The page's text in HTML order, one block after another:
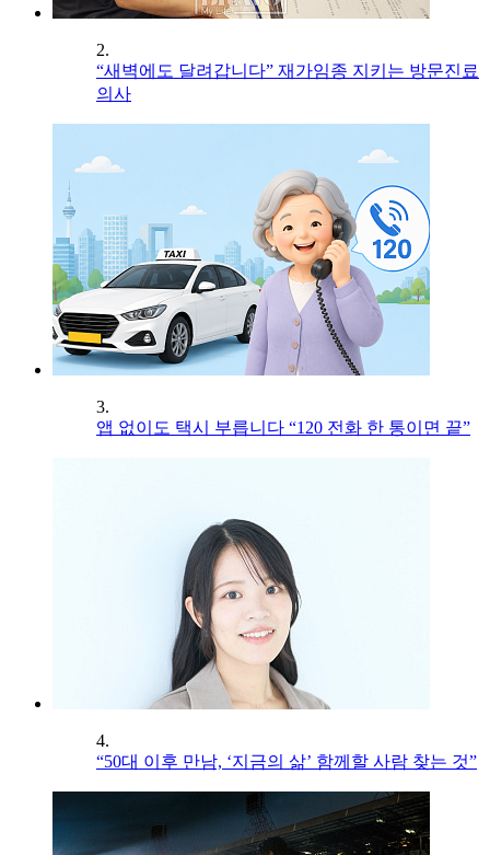
2.
“새벽에도 달려갑니다” 재가임종 지키는 방문진료
의사
3.
앱 없이도 택시 부릅니다 “120 전화 한 통이면 끝”
4.
“50대 이후 만남, ‘지금의 삶’ 함께할 사람 찾는 것”